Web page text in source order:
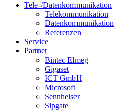
Tele-/Datenkommunikation
Telekommunikation
Datenkommunikation
Referenzen
Service
Partner
Bintec Elmeg
Gigaset
ICT GmbH
Microsoft
Sennheiser
Sipgate